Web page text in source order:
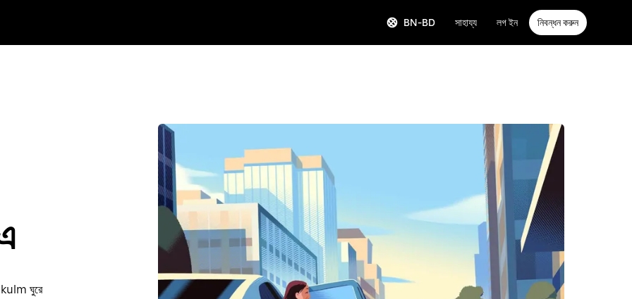
BN-BD সাহায্য লগ ইন নিবন্ধন করুন
ঘুরে